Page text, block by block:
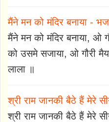
मैंने मन को मंदिर बनाया -
मैंने मन को मंदिर बनाया, ओ
को उसमे सजाया, ओ गौरी
लाला ॥
श्री राम जानकी बैठे हैं मेरे
श्री राम जानकी बैठे हैं मेरे